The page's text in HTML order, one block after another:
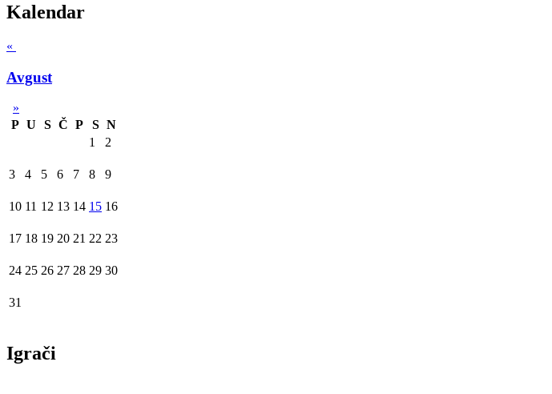
Kalendar
«
Avgust
»
P U S Č P S N
1
2
3 4 5 6 7 8 9
10 11 12 13 14 15 16
17 18 19 20 21 22 23
24 25 26 27 28 29 30
31
Igrači